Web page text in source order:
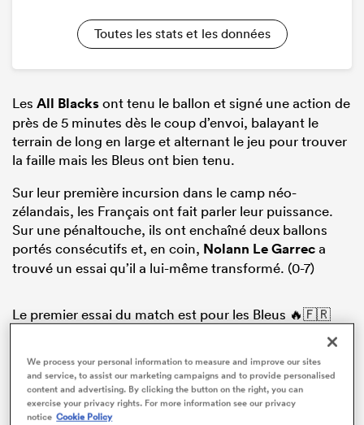
Toutes les stats et les données
Les All Blacksont tenu le ballon et signé une action de
près de 5 minutes dès le coup d’envoi, balayant le
terrain de long en large et alternant le jeu pour trouver
la faille mais les Bleus ont bien tenu.
Sur leur première incursion dans le camp néo-
zélandais, les Français ont fait parler leur puissance.
Sur une pénaltouche, ils ont enchaîné deux ballons
portés consécutifs et, en coin, Nolann Le Garreca
trouvé un essai qu’il a lui-même transformé. (0-7)
Le premier essai du match est pour les Bleus 🔥🇫🇷
lancer parfaitement les Français 🤩
@FranceRugby#NZLFRA
pic.twitter.com/hiGQU7GdKY
We process your personal information to measure and improve our sites
and service, to assist our marketing campaigns and to provide personalised
content and advertising. By clicking the button on the right, you can
exercise your privacy rights. For more information see our privacy
notice Cookie Policy